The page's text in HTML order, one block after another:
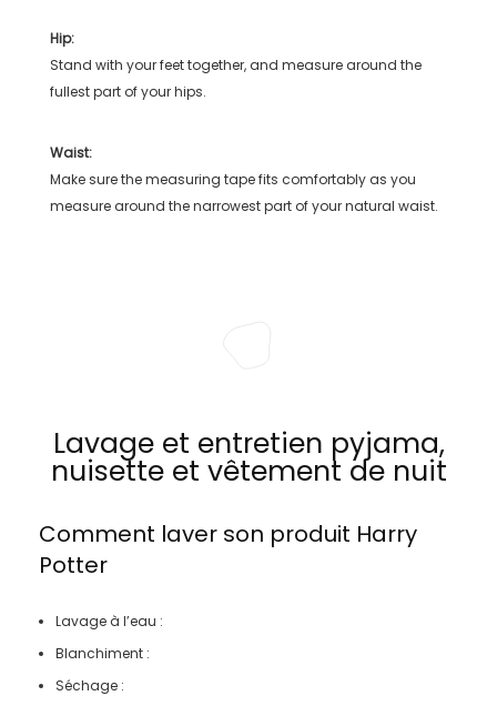
Hip:
Stand with your feet together, and measure around the
fullest part of your hips.
Waist:
Make sure the measuring tape fits comfortably as you
measure around the narrowest part of your natural waist.
Lavage et entretien pyjama,
nuisette et vêtement de nuit
Comment laver son produit Harry
Potter
Lavage à l’eau :
Blanchiment :
Séchage :